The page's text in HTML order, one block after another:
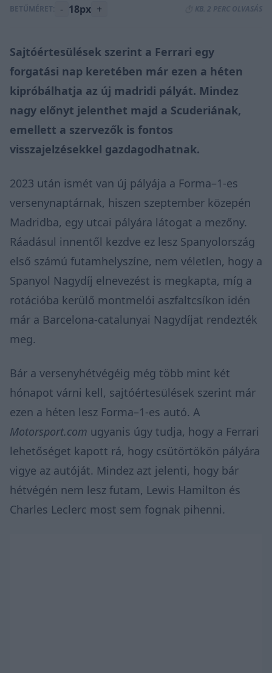
BETŰMÉRET: - 18px + ⏱️ KB. 2 PERC OLVASÁS
Sajtóértesülések szerint a Ferrari egy
forgatási nap keretében már ezen a héten
kipróbálhatja az új madridi pályát. Mindez
nagy előnyt jelenthet majd a Scuderiának,
emellett a szervezők is fontos
visszajelzésekkel gazdagodhatnak.
2023 után ismét van új pályája a Forma–1-es
versenynaptárnak, hiszen szeptember közepén
Madridba, egy utcai pályára látogat a mezőny.
Ráadásul innentől kezdve ez lesz Spanyolország
első számú futamhelyszíne, nem véletlen, hogy a
Spanyol Nagydíj elnevezést is megkapta, míg a
rotációba kerülő montmelói aszfaltcsíkon idén
már a Barcelona-catalunyai Nagydíjat rendezték
meg.
Bár a versenyhétvégéig még több mint két
hónapot várni kell, sajtóértesülések szerint már
ezen a héten lesz Forma–1-es autó. A
Motorsport.com ugyanis úgy tudja, hogy a Ferrari
lehetőséget kapott rá, hogy csütörtökön pályára
vigye az autóját. Mindez azt jelenti, hogy bár
hétvégén nem lesz futam, Lewis Hamilton és
Charles Leclerc most sem fognak pihenni.